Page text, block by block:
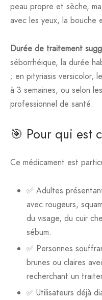
peau propre et sèche,
avec les yeux, la bouche
Durée de traitement
séborrhéique, la durée
; en pityriasis versicolor,
à 3 semaines, ou selon
professionnel de santé.
🎯 Pour qui est
Ce médicament est
✅ Adultes
avec rougeurs,
du visage, du cuir
sébum.
✅ Personnes
brunes ou claires
recherchant un
✅ Utilisateurs déjà